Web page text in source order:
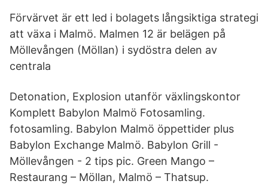
Förvärvet är ett led i bolagets långsiktiga strategi
att växa i Malmö. Malmen 12 är belägen på
Möllevången (Möllan) i sydöstra delen av
centrala
Detonation, Explosion utanför växlingskontor
Komplett Babylon Malmö Fotosamling.
fotosamling. Babylon Malmö öppettider plus
Babylon Exchange Malmö. Babylon Grill -
Möllevången - 2 tips pic. Green Mango –
Restaurang – Möllan, Malmö – Thatsup.